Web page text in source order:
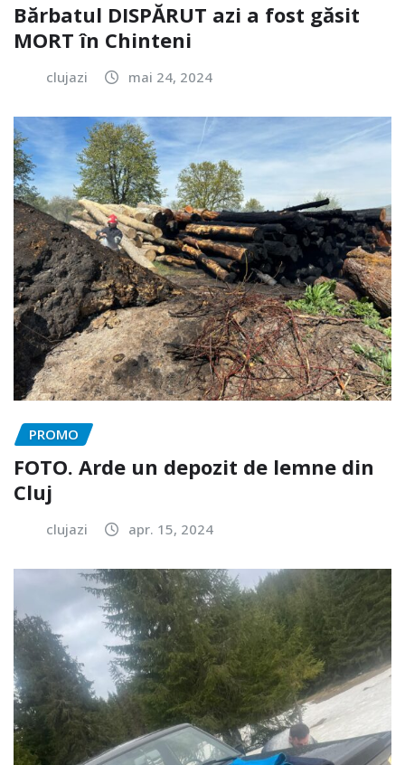
Bărbatul DISPĂRUT azi a fost găsit
MORT în Chinteni
clujazi mai 24, 2024
PROMO
FOTO. Arde un depozit de lemne din
Cluj
clujazi apr. 15, 2024